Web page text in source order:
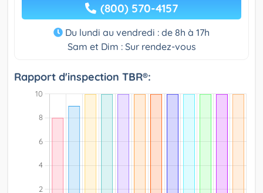
(800) 570-4157
Du lundi au vendredi : de 8h à 17h
Sam et Dim : Sur rendez-vous
Rapport d'inspection TBR®: